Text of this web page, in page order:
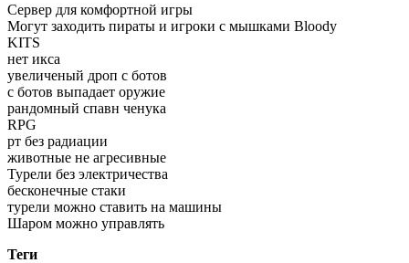
Сервер для комфортной игры
Могут заходить пираты и игроки с мышками Bloody
KITS
нет икса
увеличеный дроп с ботов
с ботов выпадает оружие
рандомный спавн ченука
RPG
рт без радиации
животные не агресивные
Турели без электричества
бесконечные стаки
турели можно ставить на машины
Шаром можно управлять
Теги